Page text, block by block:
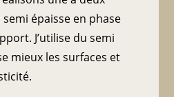
épaisse en phase
J’utilise du semi
mieux les surfaces et